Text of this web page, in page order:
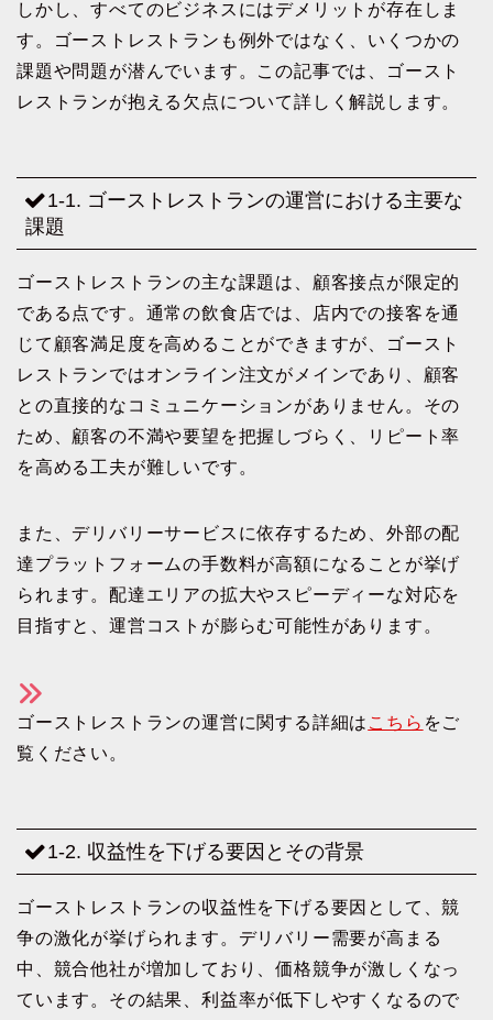
しかし、すべてのビジネスにはデメリットが存在しま
す。ゴーストレストランも例外ではなく、いくつかの
課題や問題が潜んでいます。この記事では、ゴースト
レストランが抱える欠点について詳しく解説します。
1-1. ゴーストレストランの運営における主要な
課題
ゴーストレストランの主な課題は、顧客接点が限定的
である点です。通常の飲食店では、店内での接客を通
じて顧客満足度を高めることができますが、ゴースト
レストランではオンライン注文がメインであり、顧客
との直接的なコミュニケーションがありません。その
ため、顧客の不満や要望を把握しづらく、リピート率
を高める工夫が難しいです。
また、デリバリーサービスに依存するため、外部の配
達プラットフォームの手数料が高額になることが挙げ
られます。配達エリアの拡大やスピーディーな対応を
目指すと、運営コストが膨らむ可能性があります。
ゴーストレストランの運営に関する詳細は こちら をご
覧ください。
1-2. 収益性を下げる要因とその背景
ゴーストレストランの収益性を下げる要因として、競
争の激化が挙げられます。デリバリー需要が高まる
中、競合他社が増加しており、価格競争が激しくなっ
ています。その結果、利益率が低下しやすくなるので